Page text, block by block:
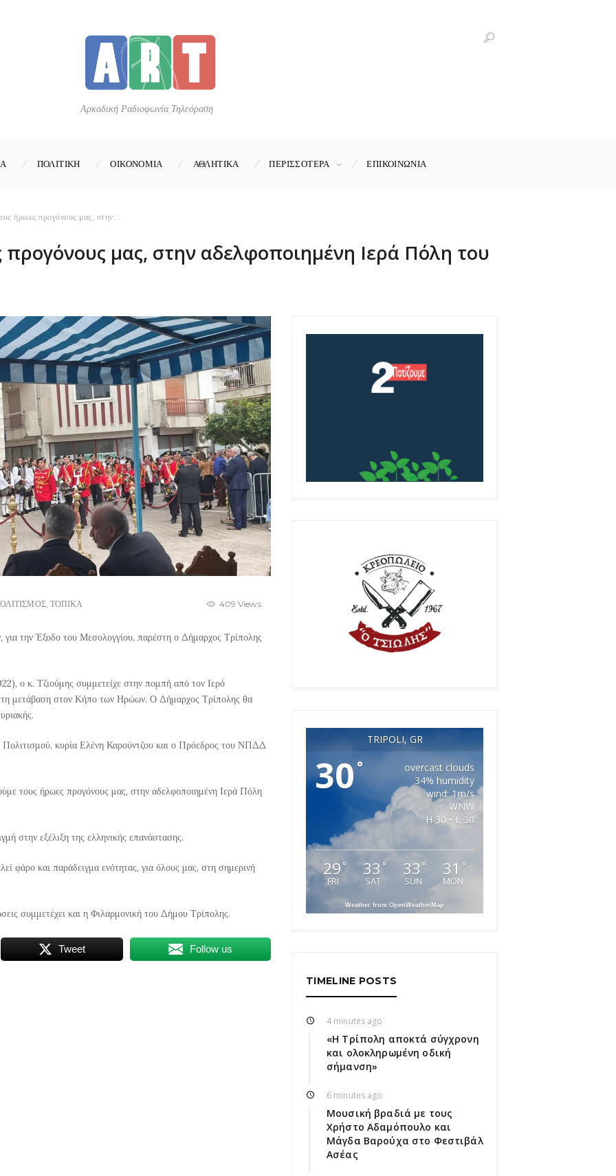
Αρκαδική Ραδιοφωνία Τηλεόραση
ΠΟΛΙΤΙΚΗ ΟΙΚΟΝΟΜΙΑ ΑΘΛΗΤΙΚΑ ΠΕΡΙΣΣΟΤΕΡΑ ΕΠΙΚΟΙΝΩΝΊΑ
ήρωες προγόνους μας, στην...
προγόνους μας, στην αδελφοποιημένη Ιερά Πόλη του
, ΤΟΠΙΚΑ 409 Views
την Έξοδο του Μεσολογγίου, παρέστη ο Δήμαρχος Τρίπολης
ο κ. Τζιούμης συμμετείχε στην πομπή από τον Ιερό
τη μετάβαση στον Κήπο των Ηρώων. Ο Δήμαρχος Τρίπολης θα
κυρία Ελένη Καρούντζου και ο Πρόεδρος του ΝΠΔΔ
τους ήρωες προγόνους μας, στην αδελφοποιημένη Ιερά Πόλη
στην εξέλιξη της ελληνικής επανάστασης.
φάρο και παράδειγμα ενότητας, για όλους μας, στη σημερινή
συμμετέχει και η Φιλαρμονική του Δήμου Τρίπολης.
Tweet Follow us
TRIPOLI, GR
30°
overcast clouds
34% humidity
wind: 1m/s
WNW
H 30 • L 30
29°
FRI
33 °
SAT
33 °
SUN
31 °
MON
Weather from OpenWeatherMap
TIMELINE POSTS
4 minutes ago
«Η Τρίπολη αποκτά σύγχρονη
και ολοκληρωμένη οδική
σήμανση»
6 minutes ago
Μουσική βραδιά με τους
Χρήστο Αδαμόπουλο και
Μάγδα Βαρούχα στο Φεστιβάλ
Ασέας